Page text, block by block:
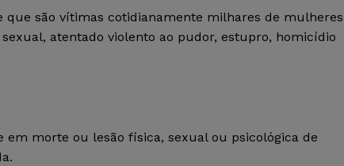
são vítimas cotidianamente milhares de
atentado violento ao pudor, estupro, homicídio
morte ou lesão física, sexual ou psicológica de